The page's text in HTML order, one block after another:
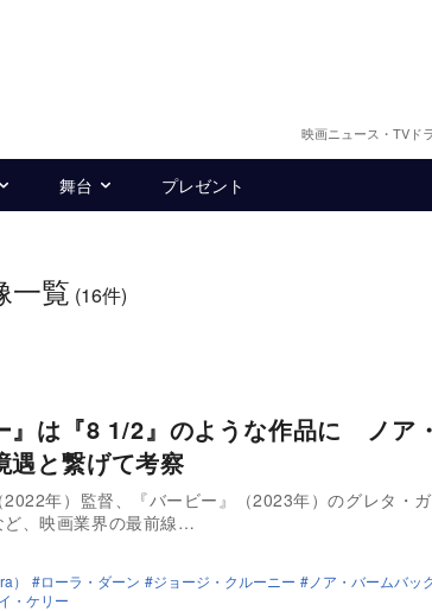
映画ニュース・TVド
舞台 プレゼント
一覧 (16件)
』は『8 1/2』のような作品に ノア
遇と繋げて考察
2022年）監督、『バービー』（2023年）のグレタ・
ど、映画業界の最前線…
） ローラ・ダーン ジョージ・クルーニー
ノア・バームバッ
・ケリー